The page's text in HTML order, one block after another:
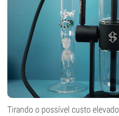
Tirando o possível custo